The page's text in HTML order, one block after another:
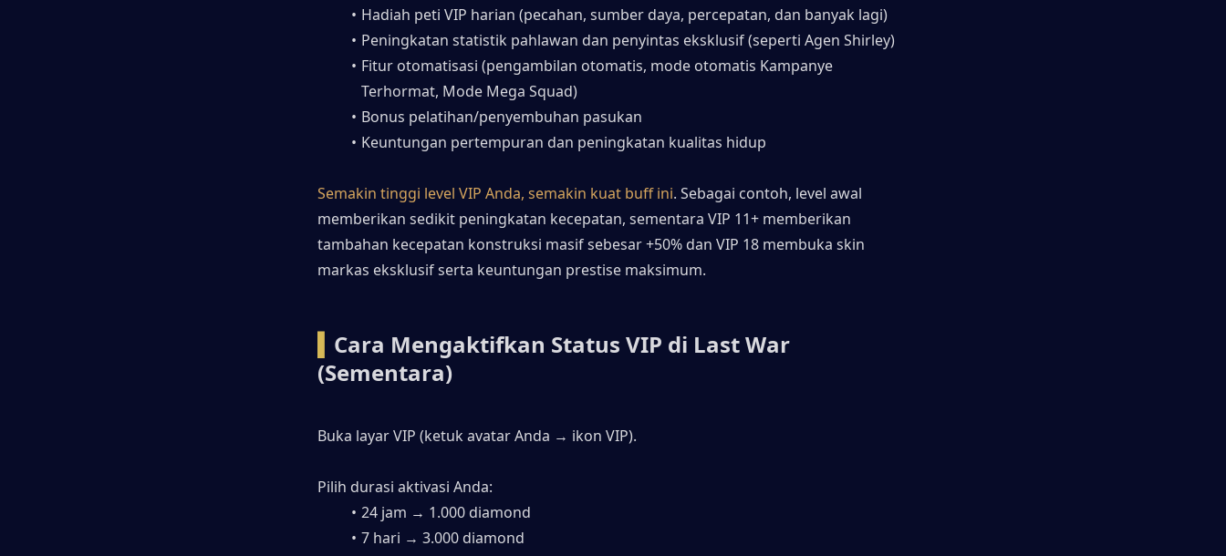
Hadiah peti VIP harian (pecahan, sumber daya, percepatan, dan banyak lagi)
Peningkatan statistik pahlawan dan penyintas eksklusif (seperti Agen Shirley)
Fitur otomatisasi (pengambilan otomatis, mode otomatis Kampanye
Terhormat, Mode Mega Squad)
Bonus pelatihan/penyembuhan pasukan
Keuntungan pertempuran dan peningkatan kualitas hidup
Semakin tinggi level VIP Anda, semakin kuat buff ini. Sebagai contoh, level awal
memberikan sedikit peningkatan kecepatan, sementara VIP 11+ memberikan
tambahan kecepatan konstruksi masif sebesar +50% dan VIP 18 membuka skin
markas eksklusif serta keuntungan prestise maksimum.
Cara Mengaktifkan Status VIP di Last War
(Sementara)
Buka layar VIP (ketuk avatar Anda → ikon VIP).
Pilih durasi aktivasi Anda:
24 jam → 1.000 diamond
7 hari → 3.000 diamond